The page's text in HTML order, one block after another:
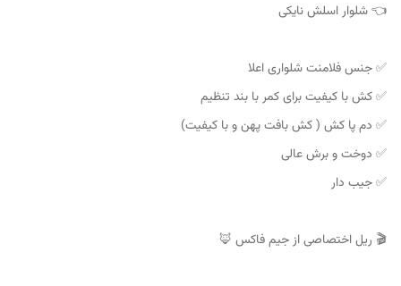
👈 شلوار اسلش نایکی
✅️ جنس فلامنت شلواری اعلا
✅️ کش با کیفیت برای کمر با بند تنظیم
✅️ دم پا کش ( کش بافت پهن و با کیفیت)
✅️ دوخت و برش عالی
✅️ جیب دار
🎬 ریل اختصاصی از جیم فاکس 🦊